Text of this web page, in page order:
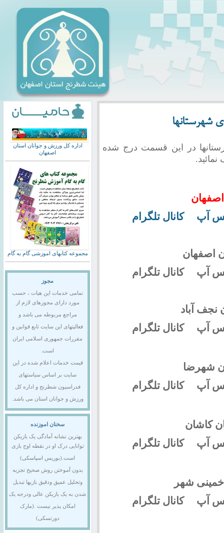
شهرستانها
در این قسمت درج شده
آپ
کانال تلگرام
اصفهان
آپ کانال تلگرام
آباد
آپ کانال تلگرام
شهرضا
آپ کانال تلگرام
کاشان
آپ کانال تلگرام
شهر
آپ کانال تلگرام
اداره کل ورزش و جوانان استان
اصفهان
مجموعه کتابهای اموزشی گام به گام
مجوز
تمامی خدمات این هیات ، حسب
مورد دارای مجوزهای لازم از
مراجع مربوطه می باشد و
فعالیتهای این سایت تابع قوانین و
مقررات جمهوری اسلامی ایران
است.
قیمت خدمات اعلام شده در این
سایت بر اساس سیاستهای
فدراسیون شطرنج و اداره کل
ورزش و جوانان استان می باشد.
سخنان اموزنده
بهترین نشانه آمادگی یک بازیکن
توانایی درک او در نقطه اوج بازی
است.(بوریس اسپاسکی)
بدون آموختن روش صحیح تجزیه
وتحلیل عمیق ودقیق بازیها تبدیل
شدن به یک بازیکن عالی ودرجه یک
امکان پذیر نیست .(مارک
دورتسکی)